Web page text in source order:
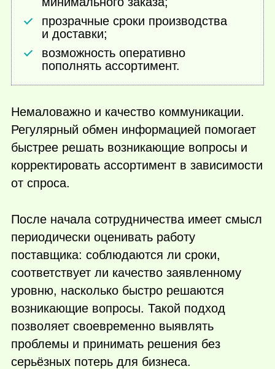
прозрачные сроки производства
и доставки;
возможность оперативно
пополнять ассортимент.
Немаловажно и качество коммуникации.
Регулярный обмен информацией помогает
быстрее решать возникающие вопросы и
корректировать ассортимент в зависимости
от спроса.
После начала сотрудничества имеет смысл
периодически оценивать работу
поставщика: соблюдаются ли сроки,
соответствует ли качество заявленному
уровню, насколько быстро решаются
возникающие вопросы. Такой подход
позволяет своевременно выявлять
проблемы и принимать решения без
серьёзных потерь для бизнеса.